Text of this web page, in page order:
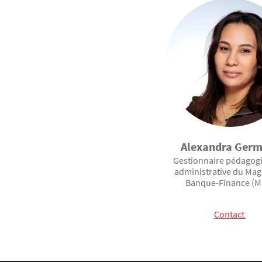
Alexandra
Gestionnaire
administrative du
Banque-Finance
Contact